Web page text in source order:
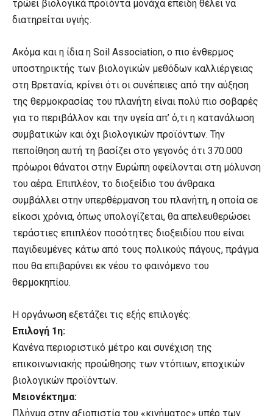
τρώει βιολογικά προϊόντα μονάχα επειδή θέλει να
διατηρείται υγιής.
Ακόμα και η ίδια η Soil Association, ο πιο ένθερμος
υποστηρικτής των βιολογικών μεθόδων καλλιέργειας
στη Βρετανία, κρίνει ότι οι συνέπειες από την αύξηση
της θερμοκρασίας του πλανήτη είναι πολύ πιο σοβαρές
για το περιβάλλον και την υγεία απ’ ό,τι η κατανάλωση
συμβατικών και όχι βιολογικών προϊόντων. Την
πεποίθηση αυτή τη βασίζει στο γεγονός ότι 370.000
πρόωροι θάνατοι στην Ευρώπη οφείλονται στη μόλυνση
του αέρα. Επιπλέον, το διοξείδιο του άνθρακα
συμβάλλει στην υπερθέρμανση του πλανήτη, η οποία σε
είκοσι χρόνια, όπως υπολογίζεται, θα απελευθερώσει
τεράστιες επιπλέον ποσότητες διοξειδίου που είναι
παγιδευμένες κάτω από τους πολικούς πάγους, πράγμα
που θα επιβαρύνει εκ νέου το φαινόμενο του
θερμοκηπίου.
Η οργάνωση εξετάζει τις εξής επιλογές:
Επιλογή 1η:
Κανένα περιοριστικό μέτρο και συνέχιση της
επικοινωνιακής προώθησης των ντόπιων, εποχικών
βιολογικών προϊόντων.
Μειονέκτημα:
Πλήγμα στην αξιοπιστία του «κινήματος» υπέρ των